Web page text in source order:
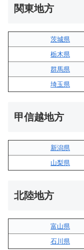
関東地方
茨城県
栃木県
群馬県
埼玉県
甲信越地方
新潟県
山梨県
北陸地方
富山県
石川県